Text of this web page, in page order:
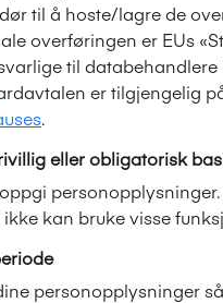
til å hoste/lagre de
overføringen er EUs
til
er tilgjengelig
.
eller obligatorisk
kan bruke visse
personopplysninger